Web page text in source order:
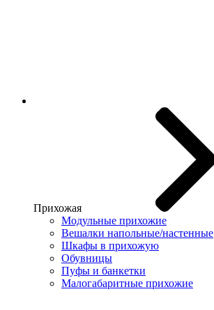
Прихожая
Модульные прихожие
Вешалки напольные/настенные
Шкафы в прихожую
Обувницы
Пуфы и банкетки
Малогабаритные прихожие